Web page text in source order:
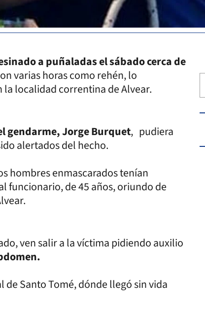
a puñaladas el sábado cerca de
varias horas como rehén, lo
localidad correntina de Alvear.
gendarme, Jorge Burquet, pudiera
alertados del hecho.
hombres enmascarados tenían
funcionario, de 45 años, oriundo de
ven salir a la víctima pidiendo auxilio
Santo Tomé, dónde llegó sin vida